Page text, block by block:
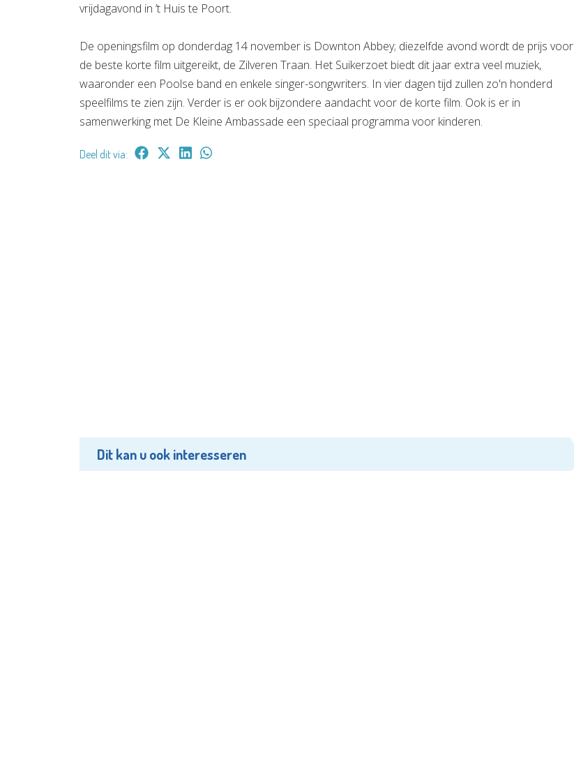
vrijdagavond in ’t Huis te Poort.
De openingsfilm op donderdag 14 november is Downton Abbey; diezelfde avond wordt de prijs voor
de beste korte film uitgereikt, de Zilveren Traan. Het Suikerzoet biedt dit jaar extra veel muziek,
waaronder een Poolse band en enkele singer-songwriters. In vier dagen tijd zullen zo'n honderd
speelfilms te zien zijn. Verder is er ook bijzondere aandacht voor de korte film. Ook is er in
samenwerking met De Kleine Ambassade een speciaal programma voor kinderen.
Deel dit via:
Dit kan u ook interesseren